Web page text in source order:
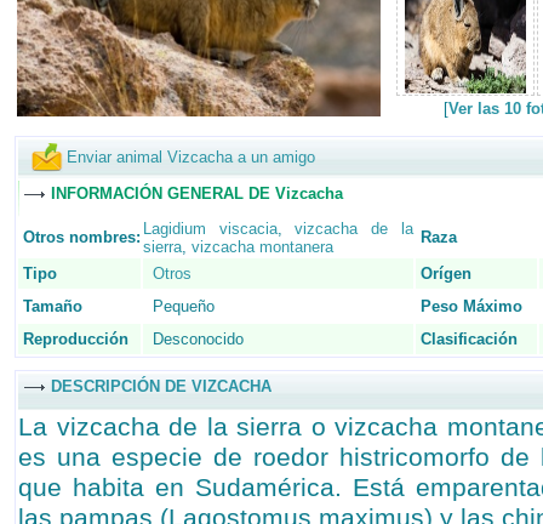
[Ver las 10
Enviar animal Vizcacha a un amigo
INFORMACIÓN GENERAL DE Vizcacha
Otros nombres: Lagidium viscacia,vizcacha de la
sierra, vizcacha montanera
Raza
Tipo
Otros
Orígen
Tamaño
Pequeño Peso Máximo
Reproducción
Desconocido Clasificación
DESCRIPCIÓN DE VIZCACHA
La vizcacha de la sierra o vizcacha
es una especie de roedor histricomorfo de
que habita en Sudamérica. Está
las pampas (Lagostomus maximus) y las